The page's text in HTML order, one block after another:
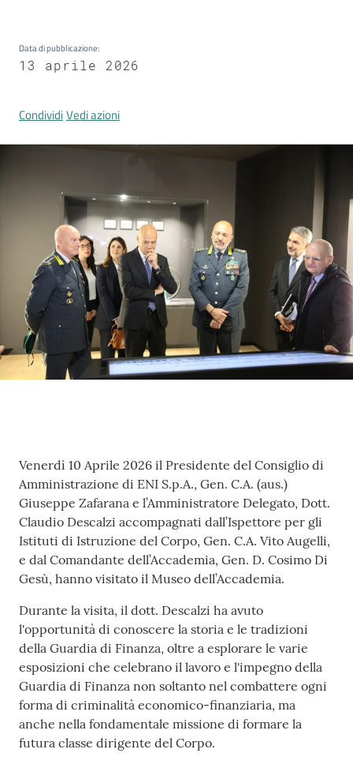
Istituti di
formazione
Data di pubblicazione:
13 aprile 2026
CondividiVedi azioni
Contenuto
Venerdì 10 Aprile 2026 il Presidente del Consiglio di
Amministrazione di ENI S.p.A., Gen. C.A. (aus.)
Giuseppe Zafarana e l’Amministratore Delegato, Dott.
Claudio Descalzi accompagnati dall’Ispettore per gli
Istituti di Istruzione del Corpo, Gen. C.A. Vito Augelli,
e dal Comandante dell’Accademia, Gen. D. Cosimo Di
Gesù, hanno visitato il Museo dell’Accademia.
Durante la visita, il dott. Descalzi ha avuto
l'opportunità di conoscere la storia e le tradizioni
della Guardia di Finanza, oltre a esplorare le varie
esposizioni che celebrano il lavoro e l'impegno della
Guardia di Finanza non soltanto nel combattere ogni
forma di criminalità economico-finanziaria, ma
anche nella fondamentale missione di formare la
futura classe dirigente del Corpo.